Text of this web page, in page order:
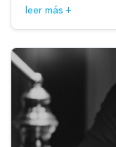
leer más +